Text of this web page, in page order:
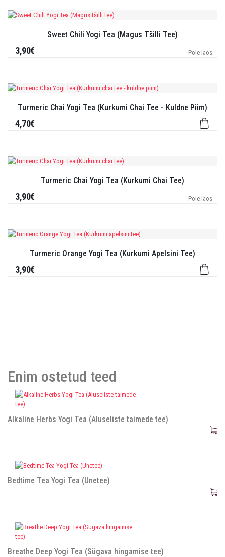
Sweet Chili Yogi Tea (Magus Tšilli Tee)
Pole laos
3,90€
Turmeric Chai Yogi Tea (Kurkumi Chai Tee - Kuldne Piim)
4,70€
Turmeric Chai Yogi Tea (Kurkumi Chai Tee)
Pole laos
3,90€
Turmeric Orange Yogi Tea (Kurkumi Apelsini Tee)
3,90€
Enim ostetud teed
Alkaline Herbs Yogi Tea (Aluseliste taimede tee)
Bedtime Tea Yogi Tea (Unetee)
Breathe Deep Yogi Tea (Sügava hingamise tee)